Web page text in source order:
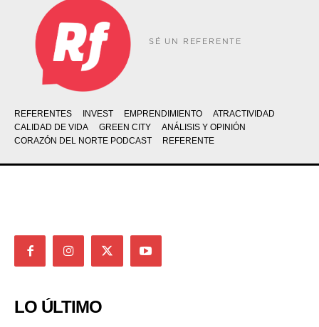
SÉ UN REFERENTE
REFERENTES INVEST EMPRENDIMIENTO
ATRACTIVIDAD
CALIDAD DE VIDA
GREEN CITY
ANÁLISIS Y OPINIÓN
CORAZÓN DEL NORTE PODCAST
REFERENTE
LO ÚLTIMO